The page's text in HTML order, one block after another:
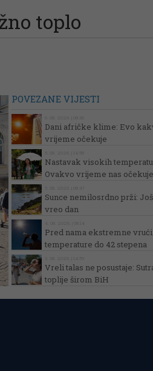
toplo
POVEZANE VIJESTI
Dani afričke klime: Evo
vrijeme očekuje
Nastavak visokih
Ovakvo vrijeme nas
Sunce nemilosrdno prži:
vreo dan
Pred nama ekstremne
temperature do 42 stepena
Vreli talas ne posustaje:
toplije širom BiH